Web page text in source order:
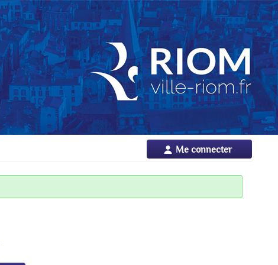
Me connecter